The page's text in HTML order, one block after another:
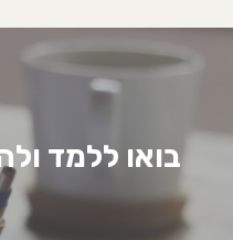
בואו ללמד